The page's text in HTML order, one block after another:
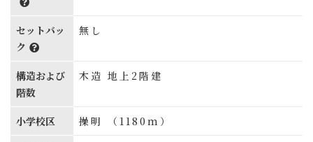
セットバッ
ク
無し
構造および
階数
木造 地上2階建
小学校区 操明 （1180m）